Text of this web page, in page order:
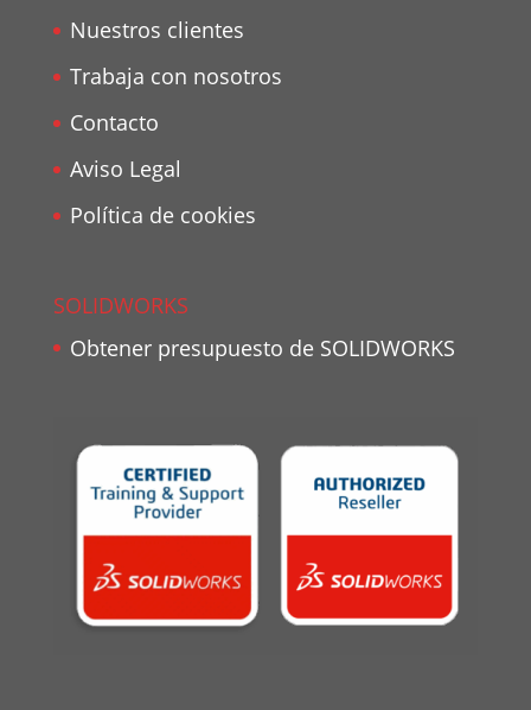
Nuestros clientes
Trabaja con nosotros
Contacto
Aviso Legal
Política de cookies
SOLIDWORKS
Obtener presupuesto de SOLIDWORKS